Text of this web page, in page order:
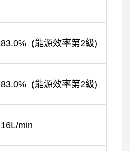
83.0% (能源效率第2級)
83.0% (能源效率第2級)
16L/min